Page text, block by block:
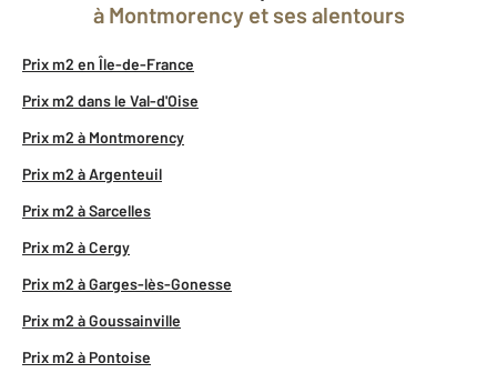
à Montmorency et ses alentours
Prix m2 en Île-de-France
Prix m2 dans le Val-d'Oise
Prix m2 à Montmorency
Prix m2 à Argenteuil
Prix m2 à Sarcelles
Prix m2 à Cergy
Prix m2 à Garges-lès-Gonesse
Prix m2 à Goussainville
Prix m2 à Pontoise